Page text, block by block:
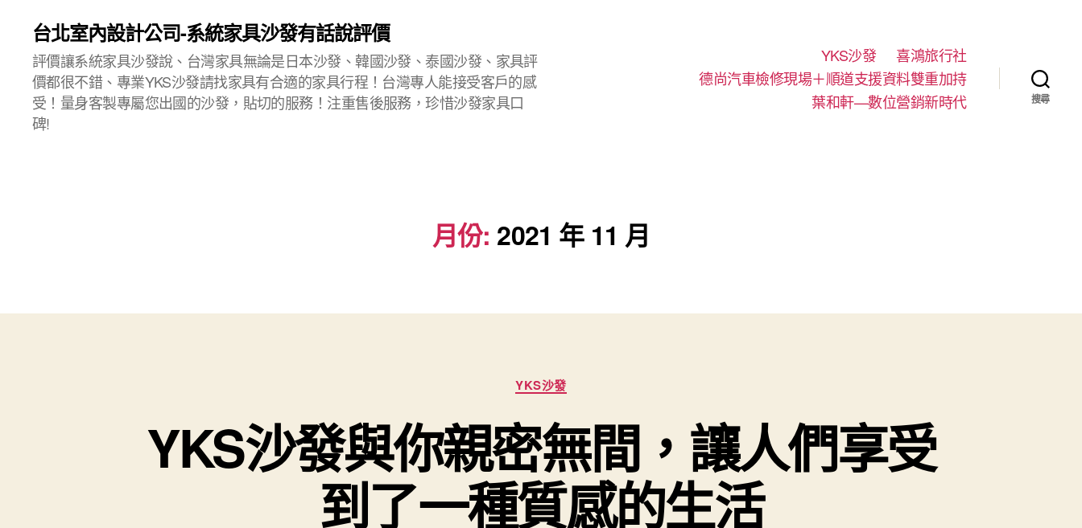
台北室內設計公司-系統家具沙發有話說評價
評價讓系統家具沙發說、台灣家具無論是日本沙發、韓國沙發、泰國沙發、家具評
價都很不錯、專業YKS沙發請找家具有合適的家具行程！台灣專人能接受客戶的感
受！量身客製專屬您出國的沙發，貼切的服務！注重售後服務，珍惜沙發家具口
碑!
YKS沙發
喜鴻旅行社
德尚汽車檢修現場＋順道支援資料雙重加持
葉和軒—數位營銷新時代
搜尋
月份: 2021 年 11 月
分
類
YKS沙發
YKS沙發與你親密無間，讓人們享受
到了一種質感的生活